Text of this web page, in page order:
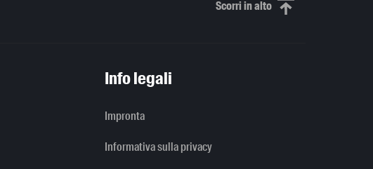
Scorri in altoScorri in alto
Info legali
Impronta
Informativa sulla privacy